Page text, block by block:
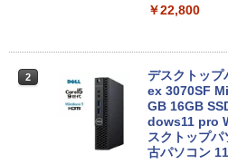
5 G6 G7 G8
Windows11
16GB
ンキー 軽量
￥24,980
￥22,800
2
デスクトッ
ex 3070SF
GB 16GB
dows11 pro
スクトップパ
古パソコン